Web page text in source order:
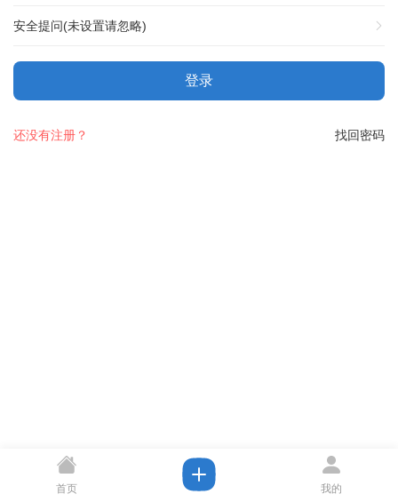
安全提问(未设置请忽略)
登录
找回密码
还没有注册？
首页 我的